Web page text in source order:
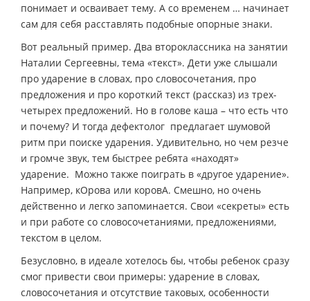
понимает и осваивает тему. А со временем … начинает
сам для себя расставлять подобные опорные знаки.
Вот реальный пример. Два второклассника на занятии
Наталии Сергеевны, тема «текст». Дети уже слышали
про ударение в словах, про словосочетания, про
предложения и про короткий текст (рассказ) из трех-
четырех предложений. Но в голове каша – что есть что
и почему? И тогда дефектолог предлагает шумовой
ритм при поиске ударения. Удивительно, но чем резче
и громче звук, тем быстрее ребята «находят»
ударение. Можно также поиграть в «другое ударение».
Например, кОрова или коровА. Смешно, но очень
действенно и легко запоминается. Свои «секреты» есть
и при работе со словосочетаниями, предложениями,
текстом в целом.
Безусловно, в идеале хотелось бы, чтобы ребенок сразу
смог привести свои примеры: ударение в словах,
словосочетания и отсутствие таковых, особенности